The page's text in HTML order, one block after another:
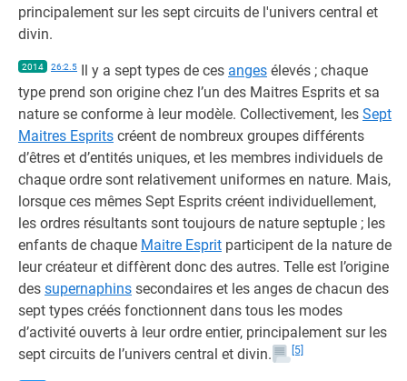
principalement sur les sept circuits de l'univers central et
divin.
2014 26:2.5 Il y a sept types de ces anges élevés ; chaque
type prend son origine chez l’un des Maitres Esprits et sa
nature se conforme à leur modèle. Collectivement, les Sept
Maitres Esprits créent de nombreux groupes différents
d’êtres et d’entités uniques, et les membres individuels de
chaque ordre sont relativement uniformes en nature. Mais,
lorsque ces mêmes Sept Esprits créent individuellement,
les ordres résultants sont toujours de nature septuple ; les
enfants de chaque Maitre Esprit participent de la nature de
leur créateur et diffèrent donc des autres. Telle est l’origine
des supernaphins secondaires et les anges de chacun des
sept types créés fonctionnent dans tous les modes
d’activité ouverts à leur ordre entier, principalement sur les
sept circuits de l’univers central et divin.
[5]